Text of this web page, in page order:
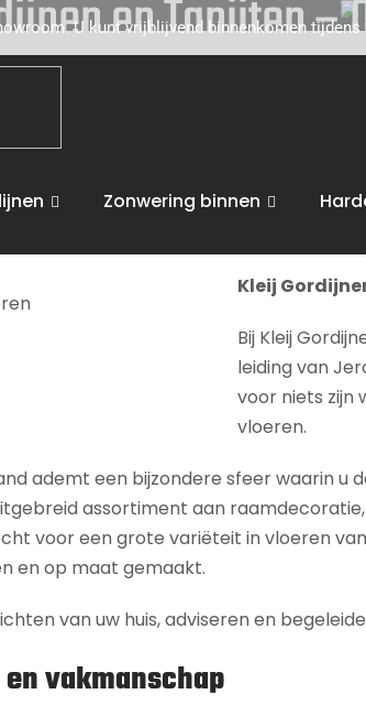
U kunt vrijblijvend binnenkomen
Zonwering binnen
en Tapijten
u vakkundig op het gebied van
Kleij
Bij Kleij
leiding van
voor niets zijn
vloeren.
ademt een bijzondere sfeer waarin u
assortiment aan
voor een grote variëteit in vloeren
en op maat gemaakt.
van uw huis, adviseren en
vakmanschap